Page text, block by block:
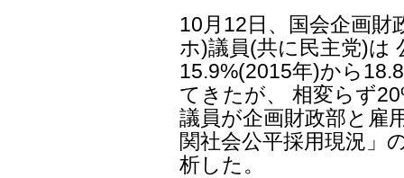
10月12日、国会企画
ホ)議員(共に民主党)は
15.9%(2015年)から
てきたが、 相変らず
議員が企画財政部と雇
関社会公平採用現況」
析した。